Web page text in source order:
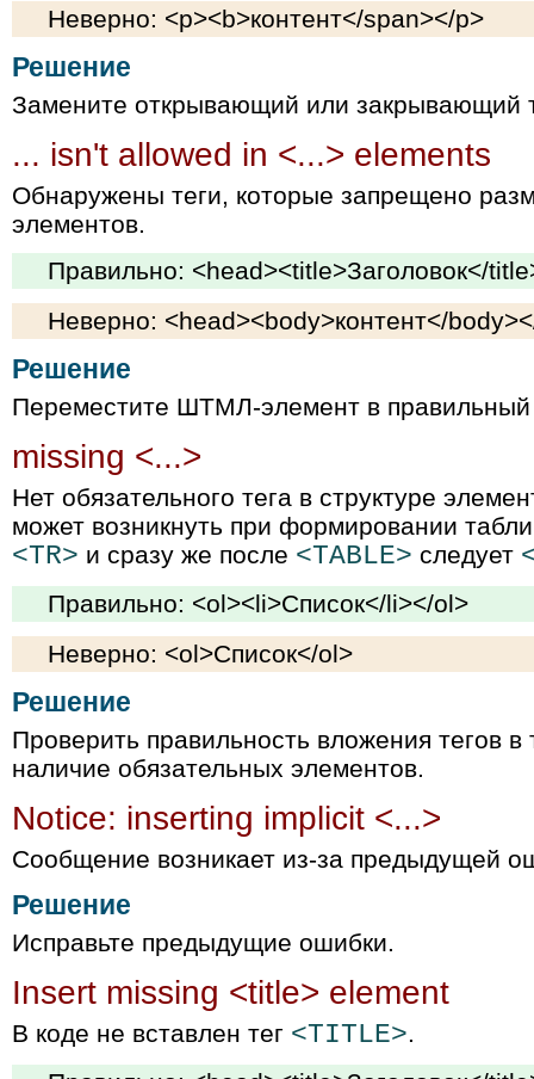
Неверно: <p><b>контент</span></p>
Решение
Замените открывающий или закрывающий
... isn't allowed in <...> elements
Обнаружены теги, которые запрещено
элементов.
Правильно: <head><title>Заголовок</
Неверно: <head><body>контент</
Решение
Переместите ШТМЛ-элемент в правильный
missing <...>
Нет обязательного тега в структуре
может возникнуть при формировании
<TR> и сразу же после <TABLE> следует
Правильно: <ol><li>Список</li></ol>
Неверно: <ol>Список</ol>
Решение
Проверить правильность вложения тегов
наличие обязательных элементов.
Notice: inserting implicit <...>
Сообщение возникает из-за предыдущей
Решение
Исправьте предыдущие ошибки.
Insert missing <title> element
В коде не вставлен тег <TITLE>